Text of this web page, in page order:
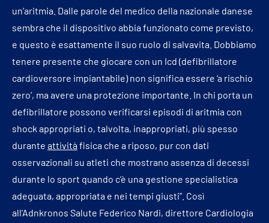
un’aritmia. Dalle parole del medico della nazionale danese
sembra che il dispositivo abbia funzionato come previsto,
e questo è esattamente il suo ruolo di salvavita. Dobbiamo
tenere presente che giocare con un Icd (defibrillatore
cardioversore impiantabile) non significa essere ‘a rischio
zero’, ma avere una protezione importante. In chi porta un
defibrillatore possono verificarsi episodi di aritmia con
shock appropriati o, talvolta, inappropriati, più spesso
durante attivitàfisica che a riposo, pur con dati
osservazionali su atleti che mostrano assenza di decessi
durante lo sport quando c’è una gestione specialistica
adeguata, appropriata e nei tempi giusti”. Così
all’Adnkronos Salute Federico Nardi, direttore Cardiologia